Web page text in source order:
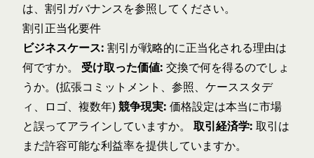
は、 割引ガバナンスを参照してください。
割引正当化要件
ビジネスケース: 割引が戦略的に正当化される理由は
何ですか。 受け取った価値: 交換で何を得るのでしょ
うか。(拡張コミットメント、参照、ケーススタデ
ィ、ロゴ、複数年)競争現実: 価格設定は本当に市場
と誤ってアラインしていますか。 取引経済学: 取引は
まだ許容可能な利益率を提供していますか。